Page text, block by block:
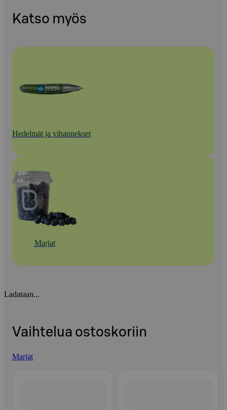
Katso myös
Hedelmät ja vihannekset
Marjat
Ladataan...
Vaihtelua ostoskoriin
Marjat